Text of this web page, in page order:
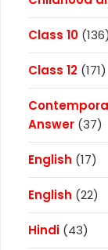
Class 10 (136)
Class 12 (171)
Answer (37)
English (17)
English (22)
Hindi (43)